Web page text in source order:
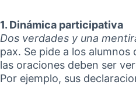
1. Dinámica participativa
Dos verdades y una
pax. Se pide a los
las oraciones deben ser
Por ejemplo, sus